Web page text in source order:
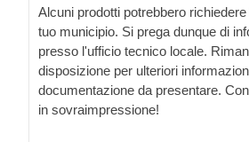
Alcuni prodotti potrebbero
tuo municipio. Si prega dunque di
presso l'ufficio tecnico locale.
disposizione per ulteriori
documentazione da presentare.
in sovraimpressione!